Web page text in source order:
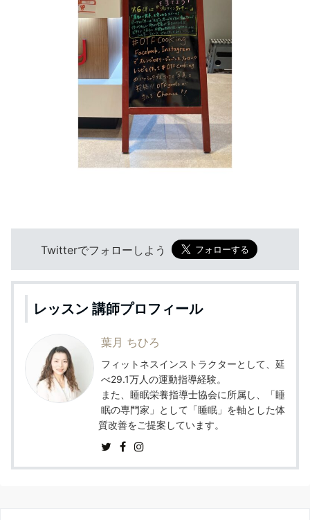
Twitterでフォローしよう
レッスン 講師プロフィール
葉月 ちひろ
フィットネスインストラクターとして、延
べ29.1万人の運動指導経験。
また、睡眠栄養指導士協会に所属し、「睡
眠の専門家」として「睡眠」を軸とした体
質改善をご提案しています。